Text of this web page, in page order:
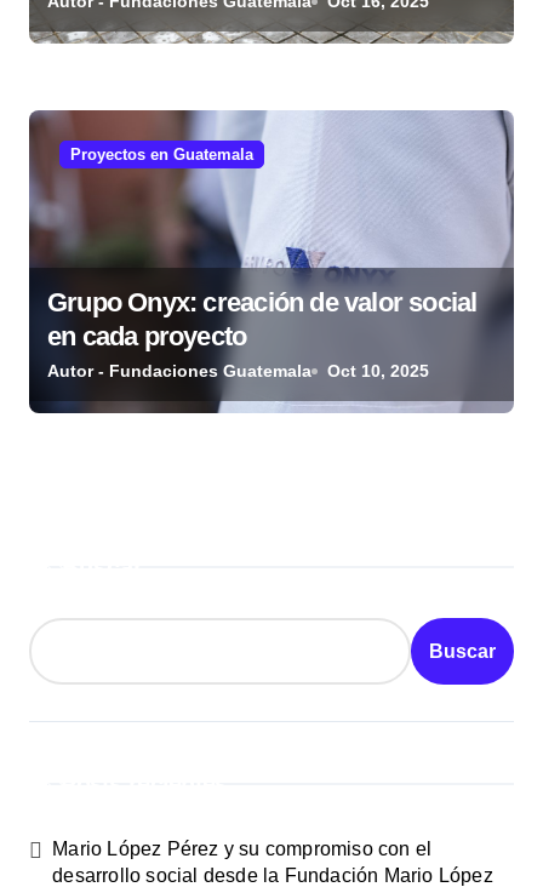
Proyectos en Guatemala
Grupo Onyx: creación de valor social
en cada proyecto
Autor - Fundaciones Guatemala Oct 10, 2025
Buscar
Mario López Pérez y su compromiso con el
desarrollo social desde la Fundación Mario López